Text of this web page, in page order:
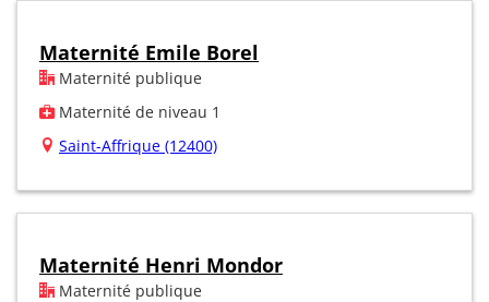
Maternité Emile Borel
Maternité publique
Maternité de niveau 1
Saint-Affrique (12400)
Maternité Henri Mondor
Maternité publique